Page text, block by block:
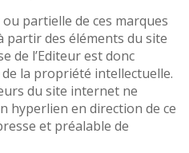
partielle de ces marques
partir des éléments du site
de l’Editeur est donc
la propriété intellectuelle.
du site internet ne
hyperlien en direction de ce
et préalable de